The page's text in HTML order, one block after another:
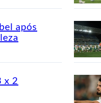
após
x 2